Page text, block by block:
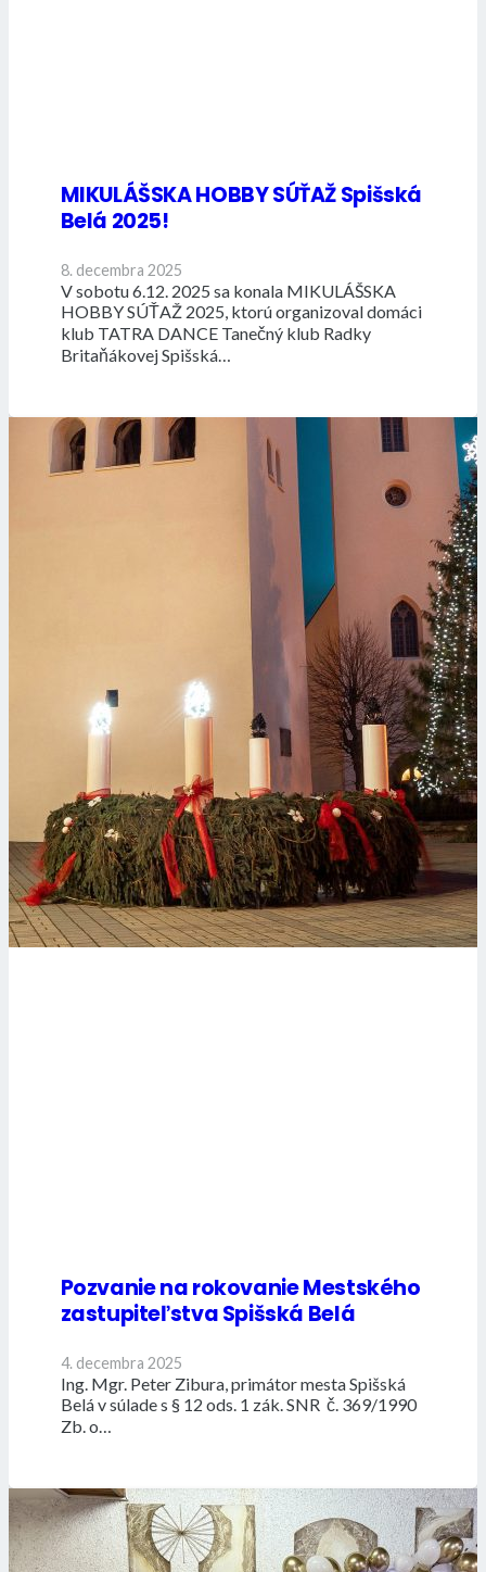
MIKULÁŠSKA HOBBY SÚŤAŽ Spišská
Belá 2025!
8. decembra 2025
V sobotu 6.12. 2025 sa konala MIKULÁŠSKA
HOBBY SÚŤAŽ 2025, ktorú organizoval domáci
klub TATRA DANCE Tanečný klub Radky
Britaňákovej Spišská…
Pozvanie na rokovanie Mestského
zastupiteľstva Spišská Belá
4. decembra 2025
Ing. Mgr. Peter Zibura, primátor mesta Spišská
Belá v súlade s § 12 ods. 1 zák. SNR č. 369/1990
Zb. o…